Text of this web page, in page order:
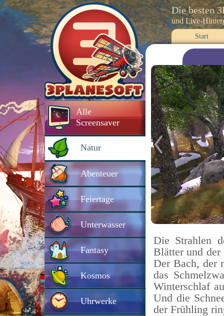
Alle
Screensaver
Natur
Abenteuer
Feiertage
Unterwasser
Fantasy
Kosmos
Uhrwerke
Die besten
und Live-
Start
Die Strahlen
Blätter und der
Der Bach, der
das
Winterschlaf
Und die
der Frühling